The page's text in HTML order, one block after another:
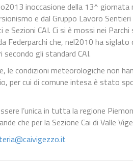
inoccasione della 13^ giornata
e dal Gruppo Lavoro Sentieri
CAI. Ci si è mossi nei Parchi
che, nel2010 ha siglato
secondo gli standard CAI.
le condizioni meteorologiche non
per cui di comune intesa è stato
l’unica in tutta la regione
che per la Sezione Cai di Valle